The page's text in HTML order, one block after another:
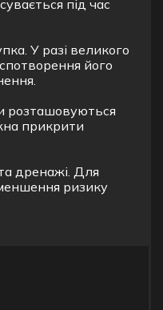
під час
У разі великого
його
розташовуються
прикрити
дренажі. Для
ризику